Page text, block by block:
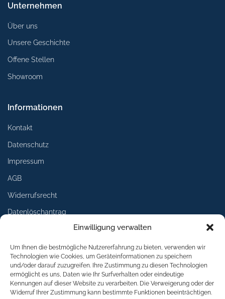
Einwilligung verwalten
Um Ihnen die bestmögliche Nutzererfahrung zu bieten, verwenden wir
Technologien wie Cookies, um Geräteinformationen zu speichern
und/oder darauf zuzugreifen. Ihre Zustimmung zu diesen Technologien
ermöglicht es uns, Daten wie Ihr Surfverhalten oder eindeutige
Kennungen auf dieser Website zu verarbeiten. Die Verweigerung oder der
Widerruf Ihrer Zustimmung kann bestimmte Funktionen beeinträchtigen.
Unternehmen
Über uns
Unsere Geschichte
Offene Stellen
Showroom
Informationen
Kontakt
Datenschutz
Impressum
AGB
Widerrufsrecht
Datenlöschantrag
Services
Lieferung
Umtausch
Rückgabe